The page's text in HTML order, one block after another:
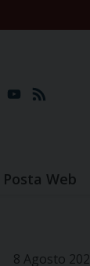
YouTube
Posta Web
8 Agosto